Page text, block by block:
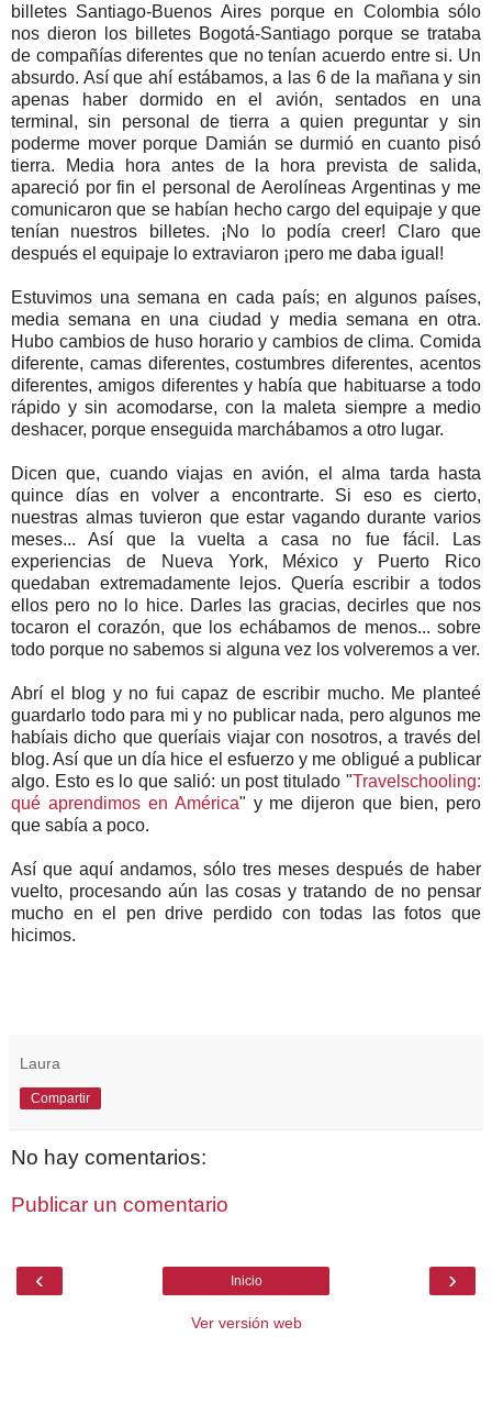
billetes Santiago-Buenos Aires porque en Colombia sólo
nos dieron los billetes Bogotá-Santiago porque se trataba
de compañías diferentes que no tenían acuerdo entre si. Un
absurdo. Así que ahí estábamos, a las 6 de la mañana y sin
apenas haber dormido en el avión, sentados en una
terminal, sin personal de tierra a quien preguntar y sin
poderme mover porque Damián se durmió en cuanto pisó
tierra. Media hora antes de la hora prevista de salida,
apareció por fin el personal de Aerolíneas Argentinas y me
comunicaron que se habían hecho cargo del equipaje y que
tenían nuestros billetes. ¡No lo podía creer! Claro que
después el equipaje lo extraviaron ¡pero me daba igual!
Estuvimos una semana en cada país; en algunos países,
media semana en una ciudad y media semana en otra.
Hubo cambios de huso horario y cambios de clima. Comida
diferente, camas diferentes, costumbres diferentes, acentos
diferentes, amigos diferentes y había que habituarse a todo
rápido y sin acomodarse, con la maleta siempre a medio
deshacer, porque enseguida marchábamos a otro lugar.
Dicen que, cuando viajas en avión, el alma tarda hasta
quince días en volver a encontrarte. Si eso es cierto,
nuestras almas tuvieron que estar vagando durante varios
meses... Así que la vuelta a casa no fue fácil. Las
experiencias de Nueva York, México y Puerto Rico
quedaban extremadamente lejos. Quería escribir a todos
ellos pero no lo hice. Darles las gracias, decirles que nos
tocaron el corazón, que los echábamos de menos... sobre
todo porque no sabemos si alguna vez los volveremos a ver.
Abrí el blog y no fui capaz de escribir mucho. Me planteé
guardarlo todo para mi y no publicar nada, pero algunos me
habíais dicho que queríais viajar con nosotros, a través del
blog. Así que un día hice el esfuerzo y me obligué a publicar
algo. Esto es lo que salió: un post titulado "Travelschooling:
qué aprendimos en América" y me dijeron que bien, pero
que sabía a poco.
Así que aquí andamos, sólo tres meses después de haber
vuelto, procesando aún las cosas y tratando de no pensar
mucho en el pen drive perdido con todas las fotos que
hicimos.
Laura
Compartir
No hay comentarios:
Publicar un comentario
‹ ›
Inicio
Ver versión web